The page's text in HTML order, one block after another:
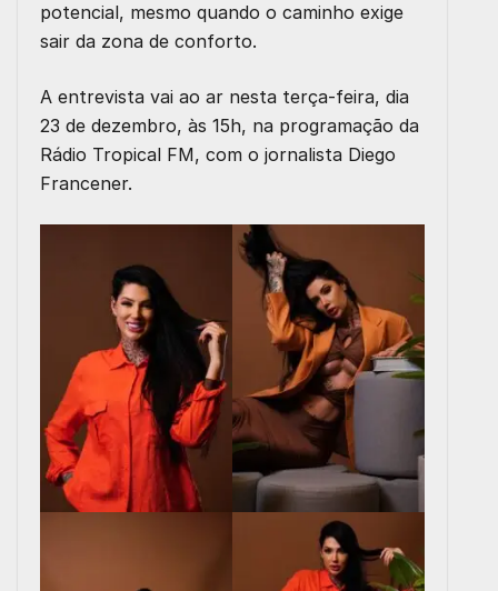
potencial, mesmo quando o caminho exige
sair da zona de conforto.
A entrevista vai ao ar nesta terça-feira, dia
23 de dezembro, às 15h, na programação da
Rádio Tropical FM, com o jornalista Diego
Francener.